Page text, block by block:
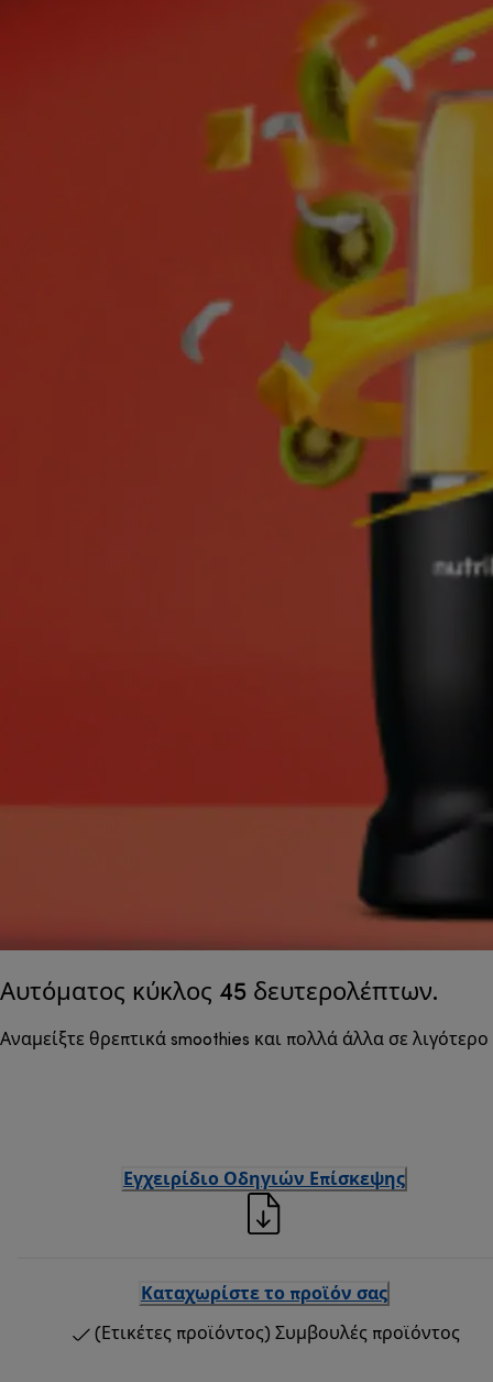
Αυτόματος κύκλος 45 δευτερολέπτων.
Αναμείξτε θρεπτικά smoothies και πολλά άλλα σε
Εγχειρίδιο Οδηγιών Επίσκεψης
Καταχωρίστε το προϊόν σας
(Ετικέτες προϊόντος) Συμβουλές προϊόντος